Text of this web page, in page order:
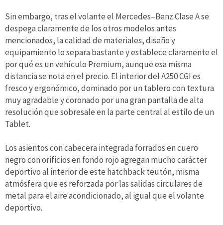
Sin embargo, tras el volante el Mercedes–Benz Clase A se
despega claramente de los otros modelos antes
mencionados, la calidad de materiales, diseño y
equipamiento lo separa bastante y establece claramente el
por qué es un vehículo Premium, aunque esa misma
distancia se nota en el precio. El interior del A250 CGI es
fresco y ergonómico, dominado por un tablero con textura
muy agradable y coronado por una gran pantalla de alta
resolución que sobresale en la parte central al estilo de un
Tablet.
Los asientos con cabecera integrada forrados en cuero
negro con orificios en fondo rojo agregan mucho carácter
deportivo al interior de este hatchback teutón, misma
atmósfera que es reforzada por las salidas circulares de
metal para el aire acondicionado, al igual que el volante
deportivo.